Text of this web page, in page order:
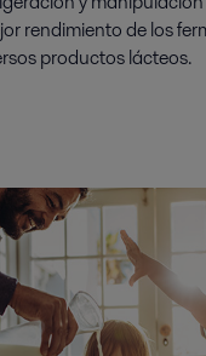
rendimiento de los
productos lácteos.